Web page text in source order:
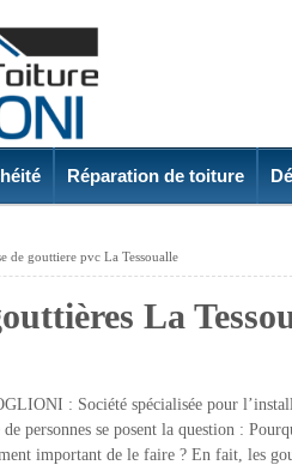
Réparation de toiture
de gouttiere pvc La Tessoualle
La
: Société spécialisée pour
personnes se posent la question :
important de le faire ? En fait, les